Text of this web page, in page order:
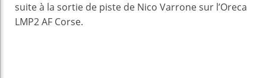
suite à la sortie de piste de Nico Varrone sur l’Oreca
LMP2 AF Corse.